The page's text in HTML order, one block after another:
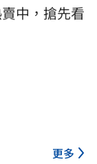
中，搶先看
更多